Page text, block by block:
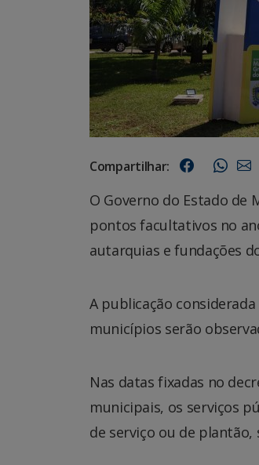
Compartilhar:
O Governo do Estado de
pontos facultativos no
autarquias e fundações
A publicação
municípios serão
Nas datas fixadas no
municipais, os serviços
de serviço ou de